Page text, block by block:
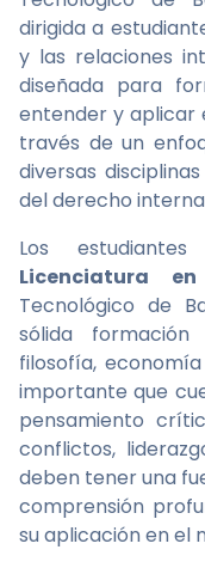
dirigida a
y las relaciones
diseñada para
entender y aplicar
través de un
diversas
del derecho
Los
Licenciatura
Tecnológico de
sólida formación
filosofía,
importante que
pensamiento
conflictos,
deben tener una
comprensión
su aplicación en el